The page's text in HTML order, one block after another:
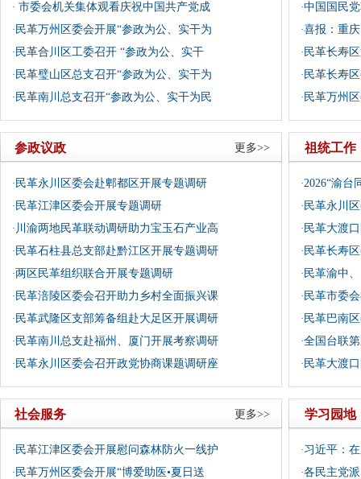
· 市委会机关集体观看庆祝中国共产党成
· 民革万州区委会开展“参政为公、实干为
· 民革合川区工委召开 “参政为公、实干
· 民革璧山区总支召开“参政为公、实干为
· 民革南川总支召开“参政为公、实干为民
·中国国民
·喜报：重
· 民革长寿
· 民革长寿
· 民革万州
参政议政 更多>>
· 民革永川区委会赴郫都区开展专题调研
· 民革江津区委会开展专题调研
· 川渝两地民革联动调研助力宝玉石产业高
· 民革石柱县总支部赴黔江区开展专题调研
·两区民革组织联合开展专题调研
· 民革涪陵区委会召开助力乡村全面振兴课
· 民革武隆区支部筹备组赴大足区开展调研
· 民革南川总支赴福州、厦门开展考察调研
· 民革永川区委会召开政党协商课题调研座
祖统工作
·2026“渝台
· 民革永川
· 民革大渡
· 民革长寿
· 民革渝中
· 民革市委
· 民革巴南
·全国台联
· 民革大渡
社会服务 更多>>
· 民革江津区委会开展慰问森林防火一线护
· 民革万州区委会开展“博爱助医•夏日送
学习园地
·习近平：
·各民主党